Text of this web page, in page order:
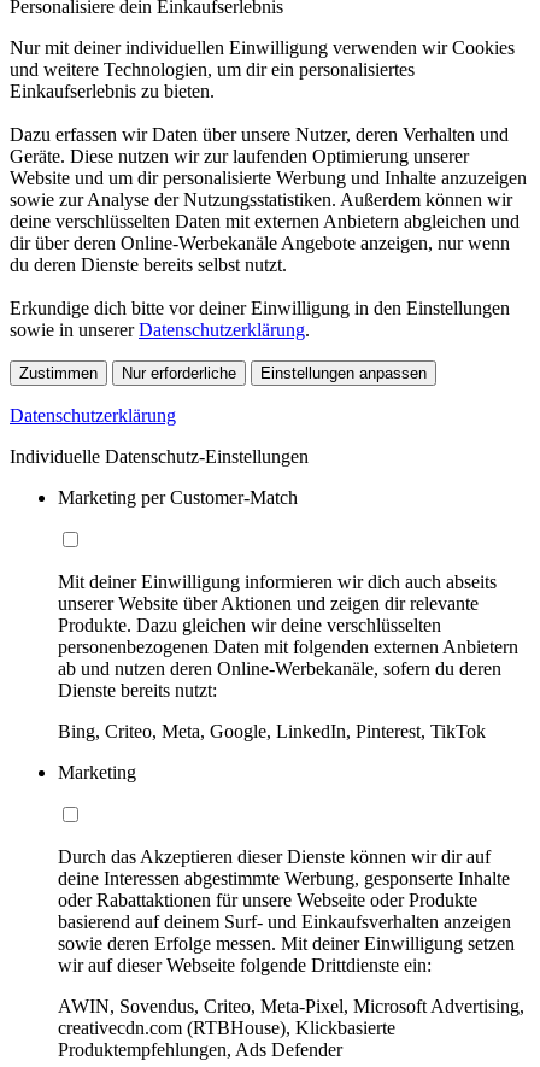
Personalisiere dein Einkaufserlebnis
Nur mit deiner individuellen Einwilligung verwenden wir Cookies
und weitere Technologien, um dir ein personalisiertes
Einkaufserlebnis zu bieten.
Dazu erfassen wir Daten über unsere Nutzer, deren Verhalten und
Geräte. Diese nutzen wir zur laufenden Optimierung unserer
Website und um dir personalisierte Werbung und Inhalte anzuzeigen
sowie zur Analyse der Nutzungsstatistiken. Außerdem können wir
deine verschlüsselten Daten mit externen Anbietern abgleichen und
dir über deren Online-Werbekanäle Angebote anzeigen, nur wenn
du deren Dienste bereits selbst nutzt.
Erkundige dich bitte vor deiner Einwilligung in den Einstellungen
sowie in unsererDatenschutzerklärung.
Zustimmen Nur erforderliche Einstellungen anpassen
Datenschutzerklärung
Individuelle Datenschutz-Einstellungen
Marketing per Customer-Match
Mit deiner Einwilligung informieren wir dich auch abseits
unserer Website über Aktionen und zeigen dir relevante
Produkte. Dazu gleichen wir deine verschlüsselten
personenbezogenen Daten mit folgenden externen Anbietern
ab und nutzen deren Online-Werbekanäle, sofern du deren
Dienste bereits nutzt:
Bing, Criteo, Meta, Google, LinkedIn, Pinterest, TikTok
Marketing
Durch das Akzeptieren dieser Dienste können wir dir auf
deine Interessen abgestimmte Werbung, gesponserte Inhalte
oder Rabattaktionen für unsere Webseite oder Produkte
basierend auf deinem Surf- und Einkaufsverhalten anzeigen
sowie deren Erfolge messen. Mit deiner Einwilligung setzen
wir auf dieser Webseite folgende Drittdienste ein:
AWIN, Sovendus, Criteo, Meta-Pixel, Microsoft Advertising,
creativecdn.com (RTBHouse), Klickbasierte
Produktempfehlungen, Ads Defender